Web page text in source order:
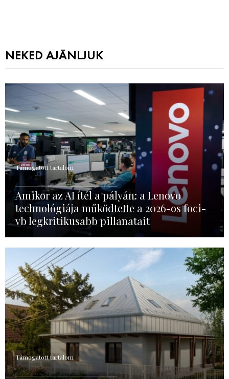
NEKED AJÁNLJUK
Támogatott tartalom
Amikor az AI ítél a pályán: a Lenovo
technológiája működtette a 2026-os foci-
vb legkritikusabb pillanatait
Támogatott tartalom